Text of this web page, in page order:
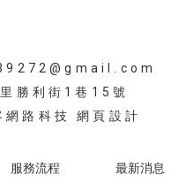
勝利街1巷15號
網路科技 網頁設計
服務流程 最新消息